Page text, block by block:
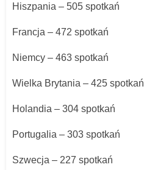
Hiszpania – 505 spotkań
Francja – 472 spotkań
Niemcy – 463 spotkań
Wielka Brytania – 425 spotkań
Holandia – 304 spotkań
Portugalia – 303 spotkań
Szwecja – 227 spotkań